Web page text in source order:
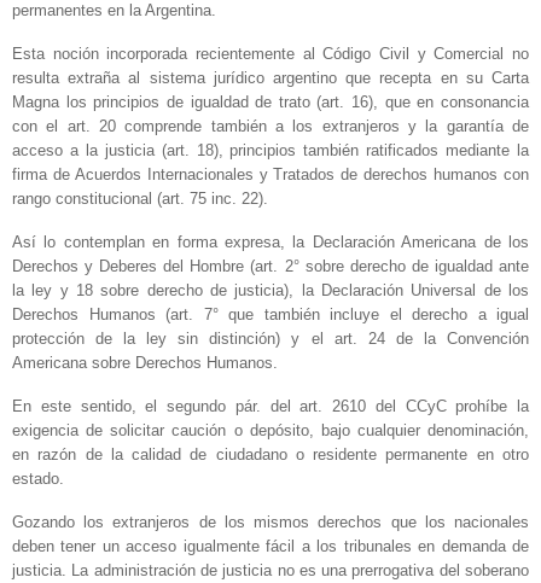
permanentes en la Argentina.
Esta noción incorporada recientemente al Código Civil y Comercial no
resulta extraña al sistema jurídico argentino que recepta en su Carta
Magna los principios de igualdad de trato (art. 16), que en consonancia
con el art. 20 comprende también a los extranjeros y la garantía de
acceso a la justicia (art. 18), principios también ratificados mediante la
firma de Acuerdos Internacionales y Tratados de derechos humanos con
rango constitucional (art. 75 inc. 22).
Así lo contemplan en forma expresa, la Declaración Americana de los
Derechos y Deberes del Hombre (art. 2° sobre derecho de igualdad ante
la ley y 18 sobre derecho de justicia), la Declaración Universal de los
Derechos Humanos (art. 7° que también incluye el derecho a igual
protección de la ley sin distinción) y el art. 24 de la Convención
Americana sobre Derechos Humanos.
En este sentido, el segundo pár. del art. 2610 del CCyC prohíbe la
exigencia de solicitar caución o depósito, bajo cualquier denominación,
en razón de la calidad de ciudadano o residente permanente en otro
estado.
Gozando los extranjeros de los mismos derechos que los nacionales
deben tener un acceso igualmente fácil a los tribunales en demanda de
justicia. La administración de justicia no es una prerrogativa del soberano